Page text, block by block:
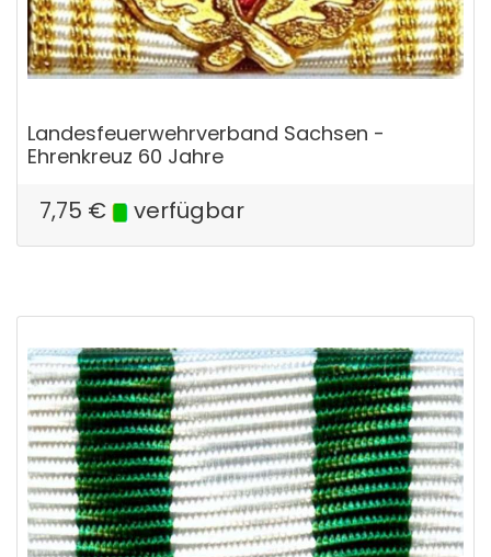
Landesfeuerwehrverband Sachsen -
Ehrenkreuz 60 Jahre
7,75 € verfügbar